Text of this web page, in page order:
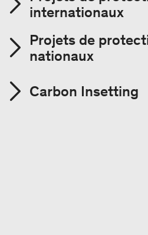
internationaux
Projets de
nationaux
Carbon Insetting